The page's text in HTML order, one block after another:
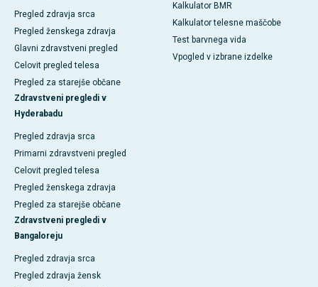
Pregled zdravja srca
Pregled ženskega zdravja
Glavni zdravstveni pregled
Celovit pregled telesa
Pregled za starejše občane
Zdravstveni pregledi v
Hyderabadu
Pregled zdravja srca
Primarni zdravstveni pregled
Celovit pregled telesa
Pregled ženskega zdravja
Pregled za starejše občane
Zdravstveni pregledi v
Bangaloreju
Pregled zdravja srca
Pregled zdravja žensk
Kalkulator BMR
Kalkulator telesne maščobe
Test barvnega vida
Vpogled v izbrane izdelke